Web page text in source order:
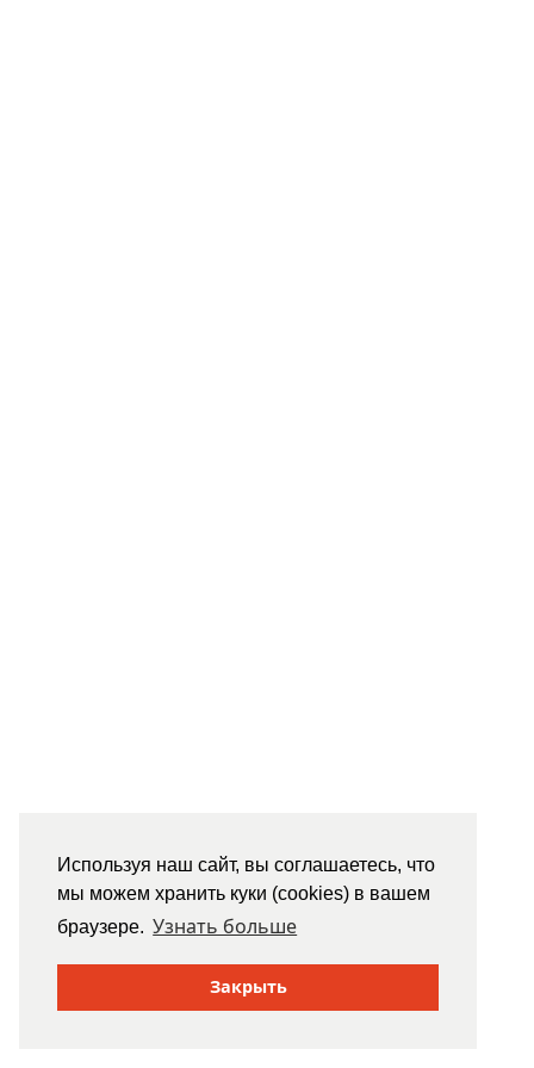
Используя наш сайт, вы соглашаетесь, что
мы можем хранить куки (cookies) в вашем
браузере. Узнать больше
Закрыть